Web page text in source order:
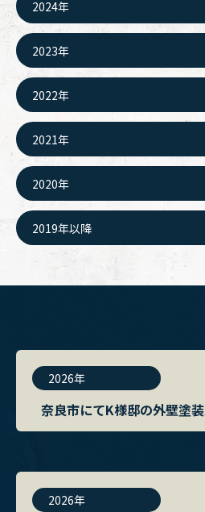
2024年
2023年
2022年
2021年
2020年
2019年以降
2026年
奈良市にてK様邸の外壁塗
2026年